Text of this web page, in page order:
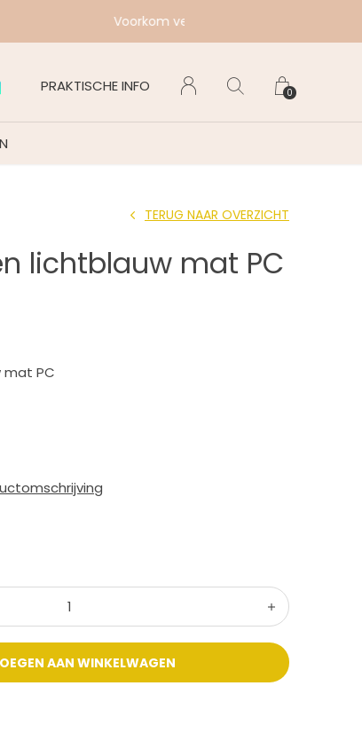
PRAKTISCHE INFO 0
lichtblauw mat PC
TERUG NAAR OVERZICHT
mat PC
AAN WINKELWAGEN